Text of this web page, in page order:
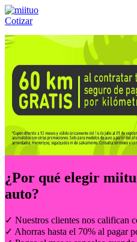
Cotizar
Llámanos al:(55) 84-21-05-00 ó
¿Por qué elegir
auto?
✓ Nuestros clientes nos califican
✓ Ahorras hasta el 70% al pagar